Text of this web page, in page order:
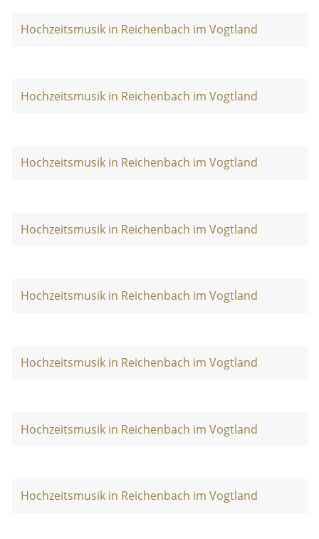
Hochzeitsmusik in Reichenbach im Vogtland
Hochzeitsmusik in Reichenbach im Vogtland
Hochzeitsmusik in Reichenbach im Vogtland
Hochzeitsmusik in Reichenbach im Vogtland
Hochzeitsmusik in Reichenbach im Vogtland
Hochzeitsmusik in Reichenbach im Vogtland
Hochzeitsmusik in Reichenbach im Vogtland
Hochzeitsmusik in Reichenbach im Vogtland